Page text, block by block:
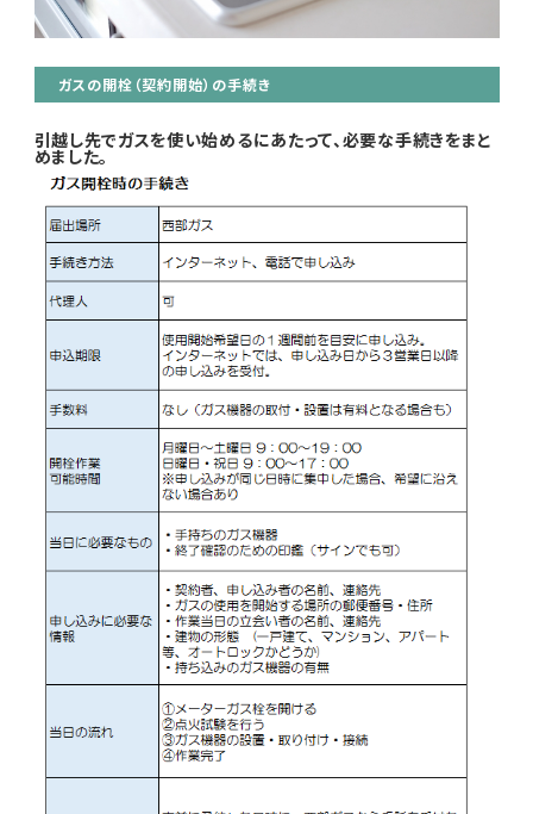
ガスの開栓（契約開始）の手続き
引越し先でガスを使い始めるにあたって、必要な手続きをまと
めました。